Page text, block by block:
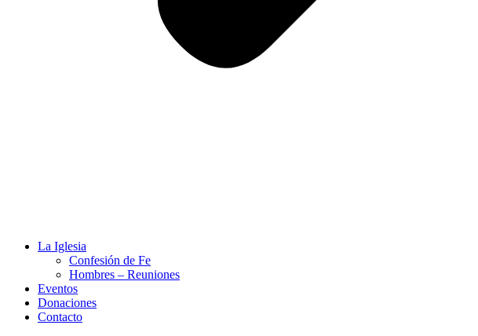
La Iglesia
Confesión de Fe
Hombres – Reuniones
Eventos
Donaciones
Contacto